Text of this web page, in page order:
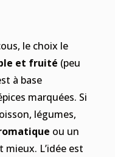
le choix le
et fruité (peu
à base
marquées. Si
légumes,
ou un
L’idée est